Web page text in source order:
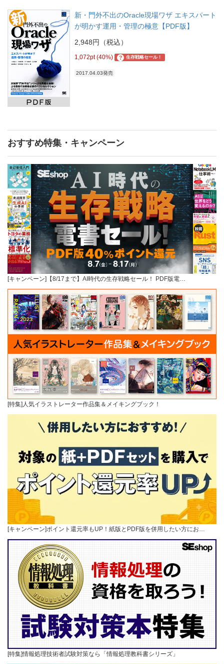
新・門外不出のOracle現場ワザ エキスパート
が明かす運用・管理の極意【PDF版】
2,948円（税込）
1,072pt (40%) ? 生存戦略セール！
2017.04.03発売
おすすめ特集・キャンペーン
[キャンペーン]【8/17まで】AI時代の生存戦略セール！ PDF版電…
[特集]人気イラストレーター作品集＆メイキングブック！
[キャンペーン]ポイント還元率もUP！紙版とPDF版を併用したい方にお…
[特集]情報処理技術者試験対策なら「情報処理教科書シリーズ」